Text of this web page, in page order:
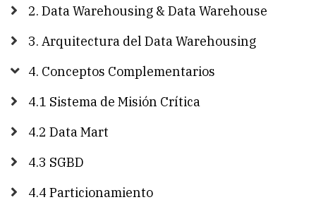
2. Data Warehousing & Data Warehouse
3. Arquitectura del Data Warehousing
4. Conceptos Complementarios
4.1 Sistema de Misión Crítica
4.2 Data Mart
4.3 SGBD
4.4 Particionamiento